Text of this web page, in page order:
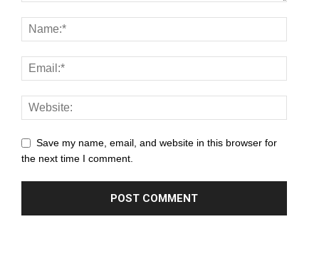
Save my name, email, and website in this browser for
the next time I comment.